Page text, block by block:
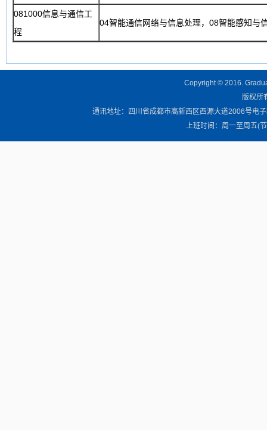
081000信息与通信工
程
04智能通信网络与信息处理，08智能感知与
Copyright © 2016.
版权所
通讯地址：四川省成都市高新西区西源大道2006号电
上班时间：周一至周五(